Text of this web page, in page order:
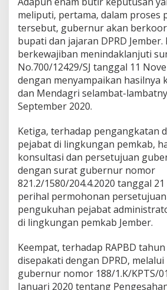
meliputi, pertama, dalam proses
tersebut, gubernur akan
bupati dan jajaran DPRD Jember.
berkewajiban menindaklanjuti
No.700/12429/SJ tanggal 11
dengan menyampaikan hasilnya
dan Mendagri selambat-
September 2020.
Ketiga, terhadap pengangkatan
pejabat di lingkungan pemkab,
konsultasi dan persetujuan
dengan surat gubernur nomor
821.2/1580/204.4.2020 tanggal
perihal permohonan
pengukuhan pejabat
di lingkungan pemkab Jember.
Keempat, terhadap RAPBD
disepakati dengan DPRD,
gubernur nomor 188/1.K/KPTS/
Januari 2020 tentang